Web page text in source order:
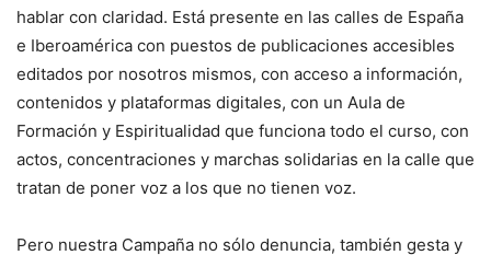
hablar con claridad. Está presente en las calles de España
e Iberoamérica con puestos de publicaciones accesibles
editados por nosotros mismos, con acceso a información,
contenidos y plataformas digitales, con un Aula de
Formación y Espiritualidad que funciona todo el curso, con
actos, concentraciones y marchas solidarias en la calle que
tratan de poner voz a los que no tienen voz.
Pero nuestra Campaña no sólo denuncia, también gesta y